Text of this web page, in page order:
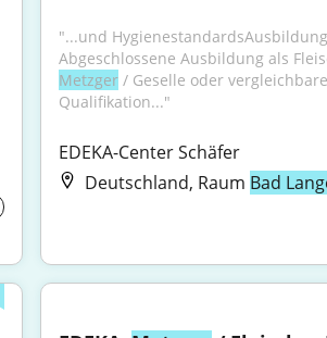
"...und
Metzger / Geselle oder vergleichbare
Qualifikation..."
EDEKA-Center Schäfer
Deutschland, Raum Bad